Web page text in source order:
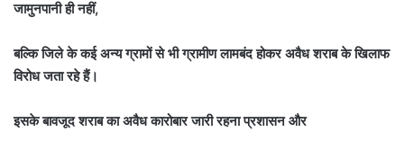
जामुनपानी ही नहीं,
बल्कि जिले के कई अन्य ग्रामों से भी ग्रामीण लामबंद होकर अवैध शराब के खिलाफ
विरोध जता रहे हैं।
इसके बावजूद शराब का अवैध कारोबार जारी रहना प्रशासन और